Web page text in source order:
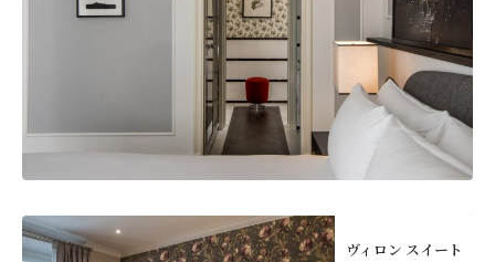
ヴィロン スイート